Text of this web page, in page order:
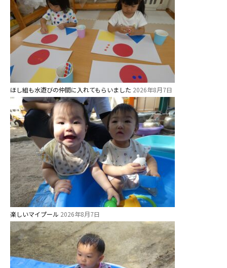
ほし組も水遊びの仲間に入れてもらいました 2026年8月7日
楽しいマイプール 2026年8月7日